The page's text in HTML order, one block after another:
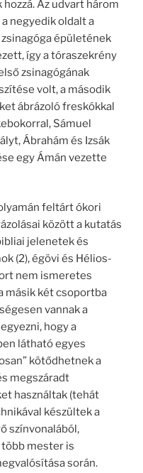
Az udvart három
negyedik oldalt a
zsinagóga épületének
így a tóraszekrény
zsinagógának
volt, a második
ábrázoló freskókkal
Sámuel
Ábrahám és Izsák
egy Ámán vezette
feltárt ókori
között a kutatás
jelenetek és
(2), égövi és Hélios-
nem ismeretes
másik két csoportba
vannak a
hogy a
látható egyes
kötődhetnek a
megszáradt
használtak (tehát
készültek a
színvonalából,
mester is
során.